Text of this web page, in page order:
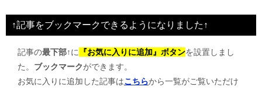
ビ
ゲ
↑記事をブックマークできるようになりました↑
記事の最下部↑に 『お気に入りに追加』ボタンを設置しまし
た。 ブックマークができます。
お気に入りに追加した記事はこちらから一覧がご覧いただけ